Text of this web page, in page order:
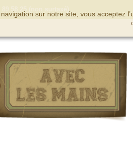
sur notre site, vous acceptez